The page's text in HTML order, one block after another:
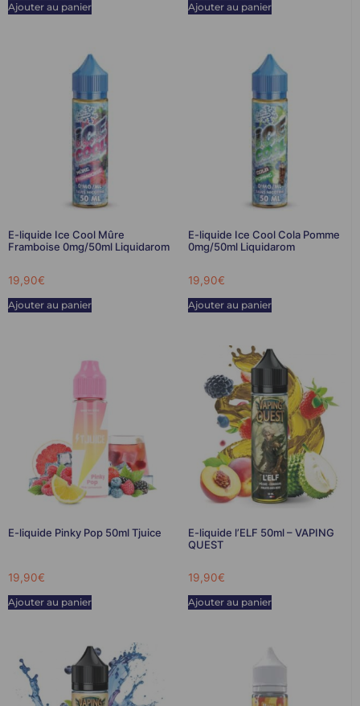
Ajouter au panier Ajouter au panier
E-liquide Ice Cool Mûre
Framboise 0mg/50ml Liquidarom
19,90€
Ajouter au panier
E-liquide Ice Cool Cola Pomme
0mg/50ml Liquidarom
19,90€
Ajouter au panier
E-liquide Pinky Pop 50ml Tjuice
19,90€
Ajouter au panier
E-liquide l’ELF 50ml – VAPING
QUEST
19,90€
Ajouter au panier